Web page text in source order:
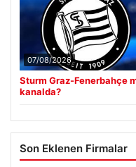
07/08/2026
Sturm Graz-Fenerbahçe
kanalda?
Son Eklenen Firmalar